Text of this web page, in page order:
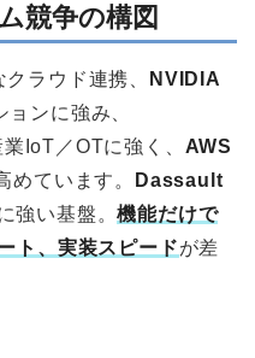
競争の構図
ラウド連携、
NVIDIA
ンに強み、
IoT／OTに強く、 AWS
めています。
Dassault
強い基盤。機能だけで
ト、実装スピードが差